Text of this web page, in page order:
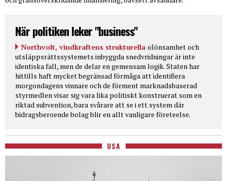
När politiken leker "business"
Northvolt, vindkraftens strukturella olönsamhet och
utsläppsrättssystemets inbyggda snedvridningar är inte
identiska fall, men de delar en gemensam logik. Staten har
hittills haft mycket begränsad förmåga att identifiera
morgondagens vinnare och de förment marknadsbaserad
styrmedlen visar sig vara lika politiskt konstruerat som en
riktad subvention, bara svårare att se i ett system där
bidragsberoende bolag blir en allt vanligare företeelse.
USA